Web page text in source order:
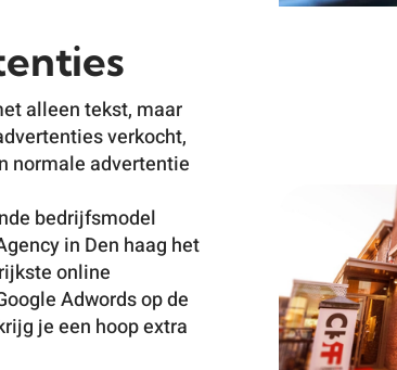
alleen tekst, maar
verkocht,
normale advertentie
bedrijfsmodel
in Den haag het
online
Adwords op de
je een hoop extra
bekijk